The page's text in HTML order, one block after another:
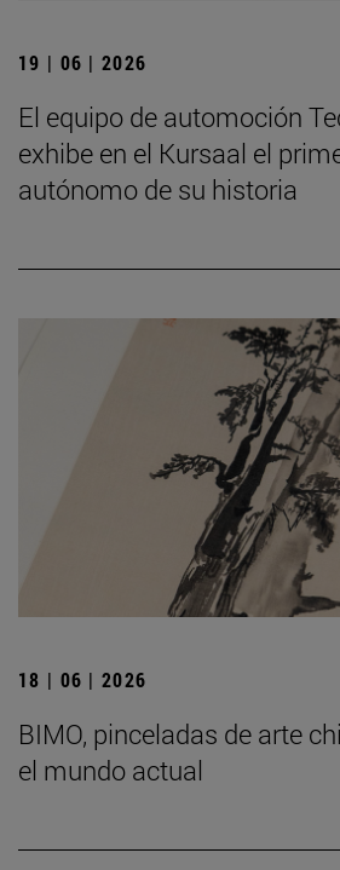
19 | 06 | 2026
El equipo de automoción
exhibe en el Kursaal el
autónomo de su historia
18 | 06 | 2026
BIMO, pinceladas de arte
el mundo actual